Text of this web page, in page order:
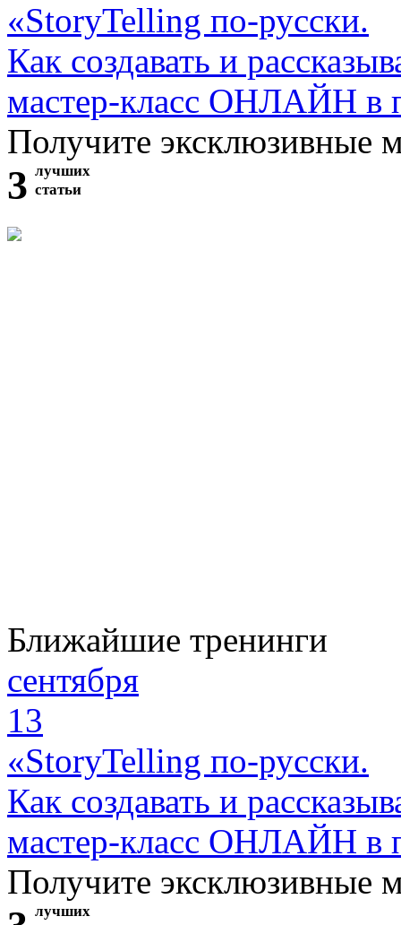
«StoryTelling по-русски.
Как создавать и
мастер-класс ОНЛАЙН в
Получите эксклюзивные
3 лучших
статьи
Ближайшие тренинги
сентября
13
«StoryTelling по-русски.
Как создавать и
мастер-класс ОНЛАЙН в
Получите эксклюзивные
лучших